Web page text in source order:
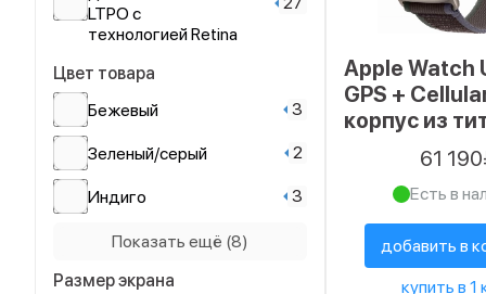
LTPO с
технологией Retina
Цвет товара
Бежевый
3
Зеленый/серый 2
Индиго 3
Оливковый
Оранжевый/
Показать ещё (8)
Размер экрана
Apple Watch
GPS +
корпус из
ремешок
синего/
цвета,
61
Есть в
добавить в
купить в 1